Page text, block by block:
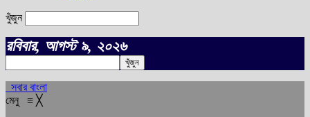
খুঁজুন
রবিবার, আগস্ট ৯, ২০২৬
সবার বাংলা
মেনু ≡ ╳